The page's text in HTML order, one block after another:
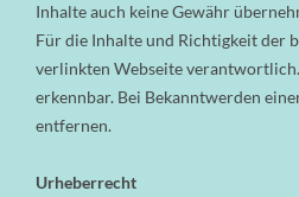
Inhalte auch keine Gewähr
Für die Inhalte und Richtigkeit der
verlinkten Webseite
erkennbar. Bei Bekanntwerden
entfernen.
Urheberrecht